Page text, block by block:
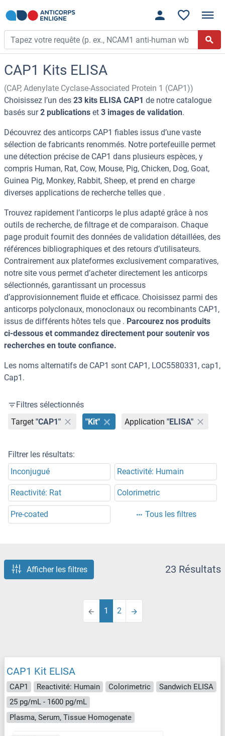
CAP1 Kits ELISA
(CAP, Adenylate Cyclase-Associated Protein 1 (CAP1))
Choisissez l’un des 23 kits ELISA CAP1 de notre catalogue
basés sur2 publications et 3 images de validation.
Découvrez des anticorps CAP1 fiables issus d’une vaste
sélection de fabricants renommés. Notre portefeuille permet
une détection précise de CAP1 dans plusieurs espèces, y
compris Human, Rat, Cow, Mouse, Pig, Chicken, Dog, Goat,
Guinea Pig, Monkey, Rabbit, Sheep, et prend en charge
diverses applications de recherche telles que .
Trouvez rapidement l’anticorps le plus adapté grâce à nos
outils de recherche, de filtrage et de comparaison. Chaque
page produit fournit des données de validation détaillées, des
références bibliographiques et des retours d’utilisateurs.
Contrairement aux plateformes exclusivement comparatives,
notre site vous permet d’acheter directement les anticorps
sélectionnés, garantissant un processus
d’approvisionnement fluide et efficace. Choisissez parmi des
anticorps polyclonaux, monoclonaux ou recombinants CAP1,
issus de différents hôtes tels que . Parcourez nos produits
ci-dessous et commandez directement pour soutenir vos
recherches en toute confiance.
Les noms alternatifs de CAP1 sont CAP1, LOC5580331, cap1,
Cap1.
Filtres sélectionnés
Target "CAP1" "Kit" Application "ELISA"
Filtrer les résultats:
Inconjugué
Reactivité: Humain
Reactivité: Rat Colorimetric
Pre-coated Tous les filtres
Afficher les filtres 23 Résultats
1 2
CAP1 Kit ELISA
CAP1 Reactivité: Humain Colorimetric
Sandwich ELISA
25 pg/mL - 1600 pg/mL
Plasma, Serum, Tissue Homogenate